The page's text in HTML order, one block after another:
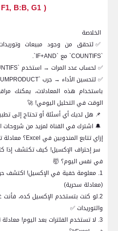
B:B, G1 (
الخلاصة
✅ لتحقق من وجود مبيعات
`
COUNTIFS` مع `IF+AND
`.
✅ لحساب عدد المرات → استخدم `
✅ لتحسين الأداء → جرب `
باستخدام هذه المعادلات، يمكنك
الوقت في التحليل اليومي! 🚀
📌 هل لديك أي أسئلة أو تحتاج إلى
🔔 اشترك في القناة لمزيد من شروحات
إزاي تتابع المندوبين في Excel؟
سر إحتراف الإكسيل! كيف تكتشف إذا
في نفس اليوم؟🤯
1. معلومة خفية في الإكسيل! اكتشف حركات المندوبين في ثانية واحدة
(معادلة سحرية)
2.لو كنت بتستخدم الإكسيل كده، فأنت
والتوريدات✅
3. لا تستخدم الفلترات بعد اليوم!